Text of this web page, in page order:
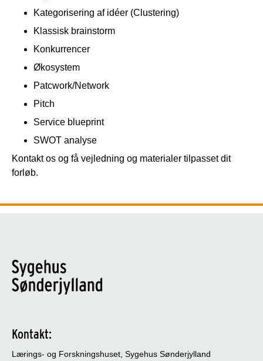
Kategorisering af idéer (Clustering)
Klassisk brainstorm
Konkurrencer
Økosystem
Patcwork/Network
Pitch
Service blueprint
SWOT analyse
Kontakt os og få vejledning og materialer tilpasset dit
forløb.
Kontakt:
Lærings- og Forskningshuset, Sygehus Sønderjylland